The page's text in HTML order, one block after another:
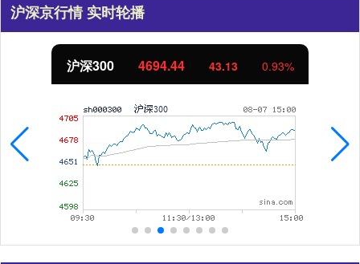
沪深京行情 实时轮播
沪深300 4694.44 43.13 0.93%